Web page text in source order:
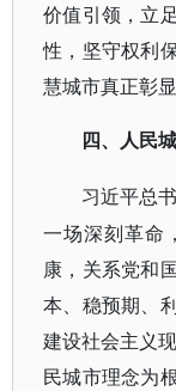
价值引领，立
性，坚守权利
慧城市真正彰
四、人民
习近平总
一场深刻革命
康，关系党和
本、稳预期、
建设社会主义
民城市理念为